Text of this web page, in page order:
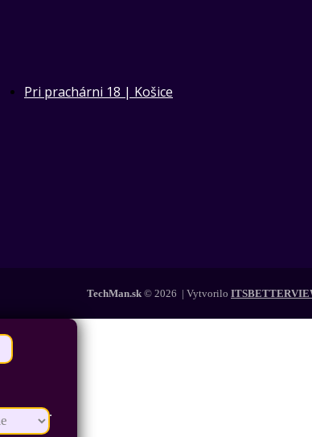
Pri prachárni 18 | Košice
TechMan.sk © 2026 | Vytvorilo